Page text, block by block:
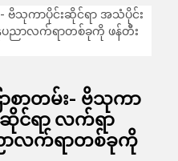
ာစာတမ်း- ဗိသုကာ
င်ရာ လက်ရာ
ာလက်ရာတစ်ခုကို